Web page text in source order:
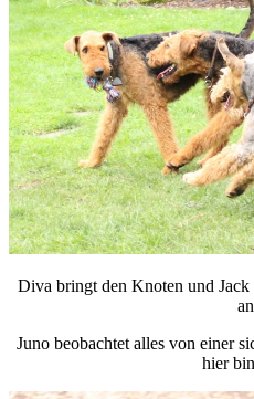
Diva bringt den Knoten und
Juno beobachtet alles von einer
hier